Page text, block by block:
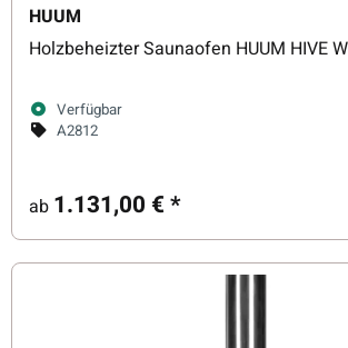
HUUM
Holzbeheizter Saunaofen HUUM HIVE
Verfügbar
A2812
ab 1.131,00 €*